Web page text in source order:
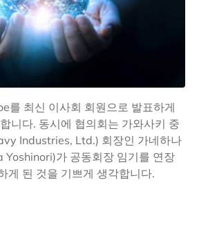
를 최신 이사회 회원으로 발표하게
니다. 동시에 협의회는 가와사키 중
Industries, Ltd.) 회장인 가네하나
Yoshinori)가 공동회장 임기를 연장
게 된 것을 기쁘게 생각합니다.